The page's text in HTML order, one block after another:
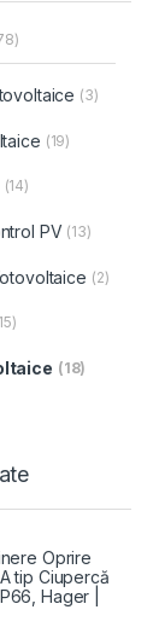
(3)
(19)
(14)
PV (13)
(2)
(18)
Oprire
tip Ciupercă
Hager |